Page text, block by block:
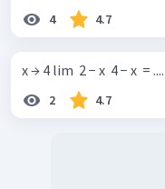
4 4.7
x → 4 lim ​ 2 − x ​ 4 − x ​ = ....
2 4.7